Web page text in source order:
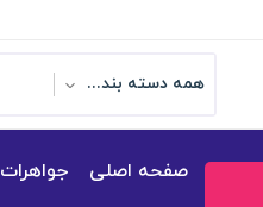
همه دسته بندی ها
صفحه اصلی جواهرات